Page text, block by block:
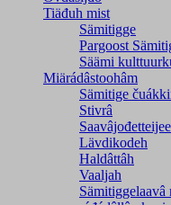
Tiäđuh mist
Sämitigge
Pargoost
Säämi
Miärádâstoohâm
Sämitige
Stivrâ
Saavâjođetteijee
Lävdikodeh
Haldâttâh
Vaaljah
Sämitiggelaavâ